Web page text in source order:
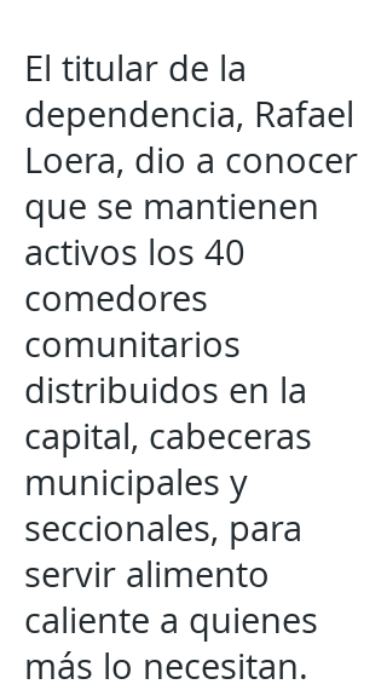
El titular de la
dependencia, Rafael
Loera, dio a conocer
que se mantienen
activos los 40
comedores
comunitarios
distribuidos en la
capital, cabeceras
municipales y
seccionales, para
servir alimento
caliente a quienes
más lo necesitan.